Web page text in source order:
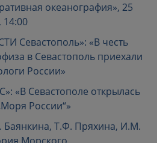
океанография», 25
14:00
Севастополь»: «В честь
в Севастополь приехали
России»
«В Севастополе открылась
России“»
Баянкина, Т.Ф. Пряхина, И.М.